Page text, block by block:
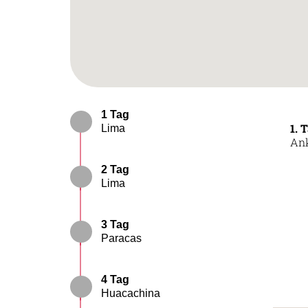
1 Tag
Lima
2 Tag
Lima
3 Tag
Paracas
4 Tag
Huacachina
1.